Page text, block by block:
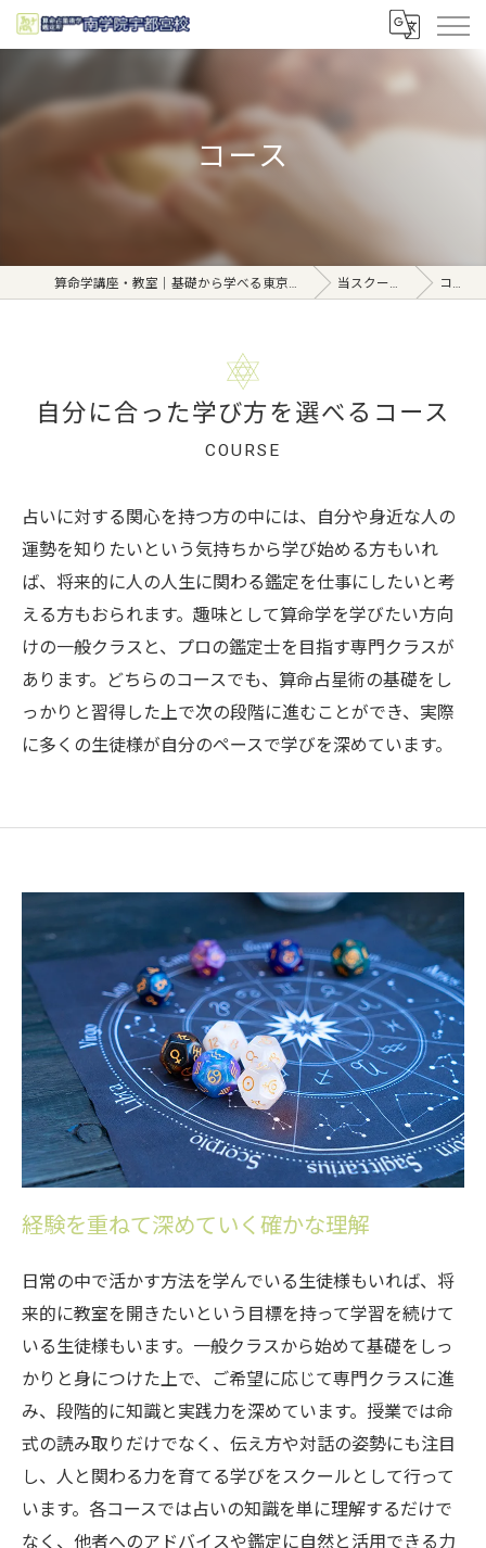
コース
算命学講座・教室｜基礎から学べる東京日本橋【日本橋南学院】 当スクールの特徴 コース
自分に合った学び方を選べるコース
COURSE
占いに対する関心を持つ方の中には、自分や身近な人の
運勢を知りたいという気持ちから学び始める方もいれ
ば、将来的に人の人生に関わる鑑定を仕事にしたいと考
える方もおられます。趣味として算命学を学びたい方向
けの一般クラスと、プロの鑑定士を目指す専門クラスが
あります。どちらのコースでも、算命占星術の基礎をし
っかりと習得した上で次の段階に進むことができ、実際
に多くの生徒様が自分のペースで学びを深めています。
経験を重ねて深めていく確かな理解
日常の中で活かす方法を学んでいる生徒様もいれば、将
来的に教室を開きたいという目標を持って学習を続けて
いる生徒様もいます。一般クラスから始めて基礎をしっ
かりと身につけた上で、ご希望に応じて専門クラスに進
み、段階的に知識と実践力を深めています。授業では命
式の読み取りだけでなく、伝え方や対話の姿勢にも注目
し、人と関わる力を育てる学びをスクールとして行って
います。各コースでは占いの知識を単に理解するだけで
なく、他者へのアドバイスや鑑定に自然と活用できる力